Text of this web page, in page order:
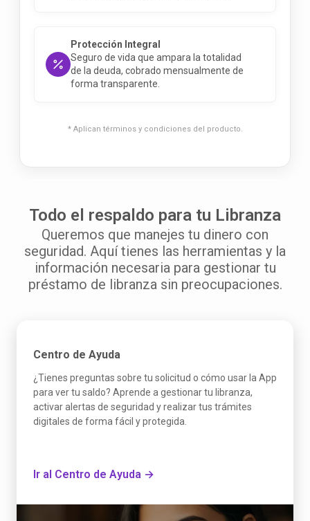
Protección Integral
Seguro de vida que ampara la totalidad
de la deuda, cobrado mensualmente de
forma transparente
* Aplican términos y condiciones del producto.
Todo el respaldo para tu Libranza
Queremos que manejes tu dinero con
seguridad. Aquí tienes las herramientas y la
información necesaria para gestionar tu
préstamo de libranza sin preocupaciones.
Centro de Ayuda
¿Tienes preguntas sobre tu solicitud o cómo usar la App
para ver tu saldo? Aprende a gestionar tu libranza,
activar alertas de seguridad y realizar tus trámites
digitales de forma fácil y protegida.
Ir al Centro de Ayuda →